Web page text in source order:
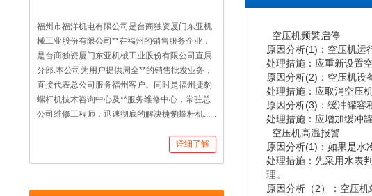
福州市福洋机电有限公司是台商独资厦门东亚机
械工业股份有限公司**在福州的销售服务企业，
是台商独资厦门东亚机械工业股份有限公司直属
分部.本公司为用户提供周全**的销售批发业务，
直接代表总公司服务福州客户。同时是福州捷豹
螺杆机技术咨询中心及**服务维修中心，常驻总
公司维修工程师，迅速彻底的解决捷豹螺杆机......
详细了解
空压机频繁启停
原因分析(1)：空压机运
处理措施：应重新设置
原因分析(2)：空压机设
处理措施：应取消空压
原因分析(3)：缓冲罐容
处理措施：应增加缓冲
空压机高温报警
原因分析(1)：如果是水
处理措施：先采用水表
理。
原因分析（2）：空压